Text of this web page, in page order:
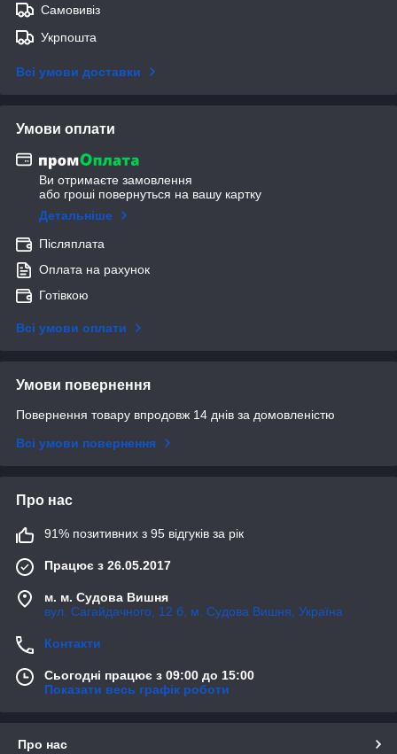
Самовивіз
Укрпошта
Всі умови доставки
Умови оплати
Ви отримаєте замовлення
або гроші повернуться на вашу картку
Детальніше
Післяплата
Оплата на рахунок
Готівкою
Всі умови оплати
Умови повернення
Повернення товару впродовж 14 днів за домовленістю
Всі умови повернення
Про нас
91% позитивних з 95 відгуків за рік
Працює з 26.05.2017
м. м. Судова Вишня
вул. Сагайдачного, 12 б, м. Судова Вишня, Україна
Контакти
Сьогодні працює з 09:00 до 15:00
Показати весь графік роботи
Про нас